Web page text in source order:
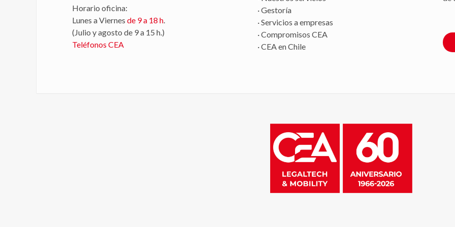
Horario oficina:
Lunes a Viernes de 9 a 18 h.
(Julio y agosto de 9 a 15 h.)
Teléfonos CEA
· Gestoría
· Servicios a empresas
· Compromisos CEA
· CEA en Chile